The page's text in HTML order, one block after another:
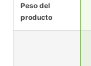
Peso del
producto